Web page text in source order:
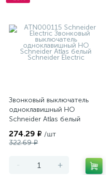
Звонковый выключатель
одноклавишный НО
Schneider Atlas белый
274.29 ₽ /шт
322.69 ₽
- +